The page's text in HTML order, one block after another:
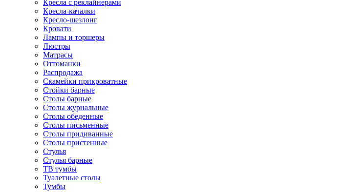
Кресла с реклайнерами
Кресла-качалки
Кресло-шезлонг
Кровати
Лампы и торшеры
Люстры
Матрасы
Оттоманки
Распродажа
Скамейки прикроватные
Стойки барные
Столы барные
Столы журнальные
Столы обеденные
Столы письменные
Столы придиванные
Столы пристенные
Стулья
Стулья барные
ТВ тумбы
Туалетные столы
Тумбы